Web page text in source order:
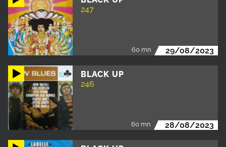
247
60 mn 29/08/2023
BLACK UP
246
60 mn 28/08/2023